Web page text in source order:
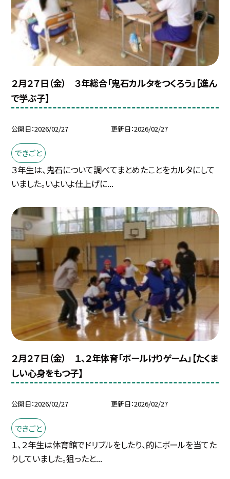
２月２７日（金） ３年総合「鬼石カルタをつくろう」【進ん
で学ぶ子】
公開日 2026/02/27 更新日 2026/02/27
できごと
３年生は、鬼石について調べてまとめたことをカルタにして
いました。いよいよ仕上げに...
２月２７日（金） １、２年体育「ボールけりゲーム」【たくま
しい心身をもつ子】
公開日 2026/02/27 更新日 2026/02/27
できごと
１、２年生は体育館でドリブルをしたり、的にボールを当てた
りしていました。狙ったと...